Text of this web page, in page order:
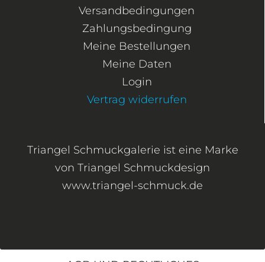
Versandbedingungen
Zahlungsbedingung
Meine Bestellungen
Meine Daten
Login
Vertrag widerrufen
Triangel Schmuckgalerie ist eine Marke
von Triangel Schmuckdesign
www.triangel-schmuck.de